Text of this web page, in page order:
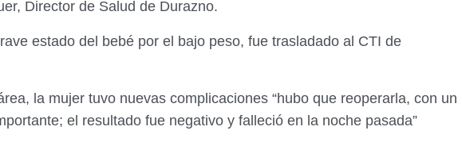
Director de Salud de Durazno.
estado del bebé por el bajo peso, fue trasladado al CTI de
la mujer tuvo nuevas complicaciones “hubo que reoperarla, con un
el resultado fue negativo y falleció en la noche pasada”